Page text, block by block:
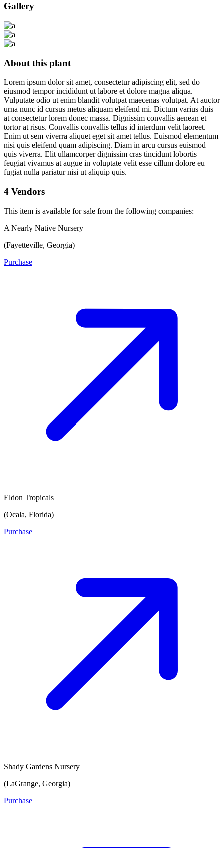
Gallery
About this plant
Lorem ipsum dolor sit amet, consectetur adipiscing elit, sed do
eiusmod tempor incididunt ut labore et dolore magna aliqua.
Vulputate odio ut enim blandit volutpat maecenas volutpat. At auctor
urna nunc id cursus metus aliquam eleifend mi. Dictum varius duis
at consectetur lorem donec massa. Dignissim convallis aenean et
tortor at risus. Convallis convallis tellus id interdum velit laoreet.
Enim ut sem viverra aliquet eget sit amet tellus. Euismod elementum
nisi quis eleifend quam adipiscing. Diam in arcu cursus euismod
quis viverra. Elit ullamcorper dignissim cras tincidunt lobortis
feugiat vivamus at augue in voluptate velit esse cillum dolore eu
fugiat nulla pariatur nisi ut aliquip quis.
4 Vendors
This item is available for sale from the following companies:
A Nearly Native Nursery
(Fayetteville, Georgia)
Purchase
Eldon Tropicals
(Ocala, Florida)
Purchase
Shady Gardens Nursery
(LaGrange, Georgia)
Purchase